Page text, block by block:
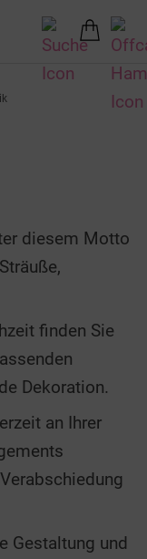
diesem Motto
finden Sie
Dekoration.
an Ihrer
Gestaltung und